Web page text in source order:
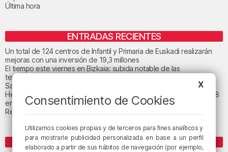
Última hora
ENTRADAS RECIENTES
Un total de 124 centros de Infantil y Primaria de Euskadi realizarán
mejoras con una inversión de 19,3 millones
El tiempo este viernes en Bizkaia: subida notable de las
temperaturas máximas
San Juan de Gaztelugatxe cerrará el día del eclipse
Heridas dos personas en un accidente entre tres vehículos en la A8
en Muskiz
Recuperado el cuerpo sin vida de una mujer en la ría de Bilbao
ETIQUETAS
X
Consentimiento de Cookies
Utilizamos cookies propias y de terceros para fines analíticos y
para mostrarle publicidad personalizada en base a un perfil
elaborado a partir de sus hábitos de navegación (por ejemplo,